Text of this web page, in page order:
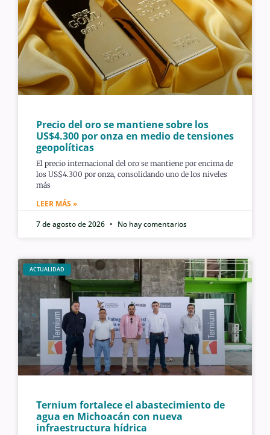
Precio del oro se mantiene sobre los
US$4.300 por onza en medio de tensiones
geopolíticas
El precio internacional del oro se mantiene por encima de
los US$4.300 por onza, consolidando uno de los niveles
más
LEER MÁS »
7 de agosto de 2026
No hay comentarios
ACTUALIDAD
Ternium fortalece el abastecimiento de
agua en Michoacán con nueva
infraestructura hídrica